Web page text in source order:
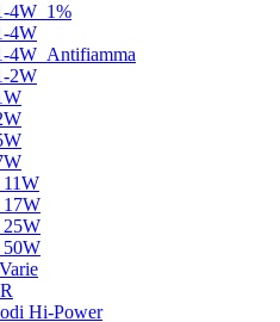
4W_1%
4W
4W_Antifiamma
2W
Hi-Power